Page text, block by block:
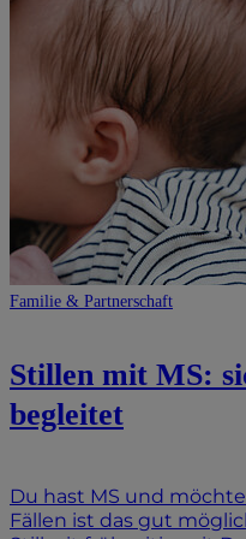
Familie & Partnerschaft
Stillen mit MS:
begleitet
Du hast MS und
Fällen ist das gut